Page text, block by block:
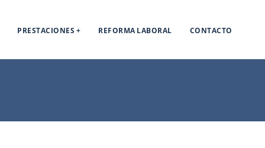
PRESTACIONES REFORMA LABORAL CONTACTO